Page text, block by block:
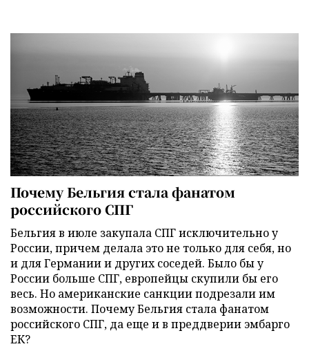
Почему Бельгия стала фанатом
российского СПГ
Бельгия в июле закупала СПГ исключительно у
России, причем делала это не только для себя, но
и для Германии и других соседей. Было бы у
России больше СПГ, европейцы скупили бы его
весь. Но американские санкции подрезали им
возможности. Почему Бельгия стала фанатом
российского СПГ, да еще и в преддверии эмбарго
ЕК?